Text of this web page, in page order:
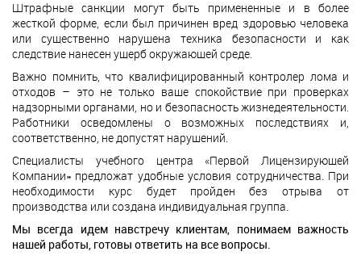
Штрафные санкции могут быть примененные и в более
жесткой форме, если был причинен вред здоровью человека
или существенно нарушена техника безопасности и как
следствие нанесен ущерб окружающей среде.
Важно помнить, что квалифицированный контролер лома и
отходов – это не только ваше спокойствие при проверках
надзорными органами, но и безопасность жизнедеятельности.
Работники осведомлены о возможных последствиях и,
соответственно, не допустят нарушений.
Специалисты учебного центра «Первой Лицензирующей
Компании» предложат удобные условия сотрудничества. При
необходимости курс будет пройден без отрыва от
производства или создана индивидуальная группа.
Мы всегда идем навстречу клиентам, понимаем важность
нашей работы, готовы ответить на все вопросы.